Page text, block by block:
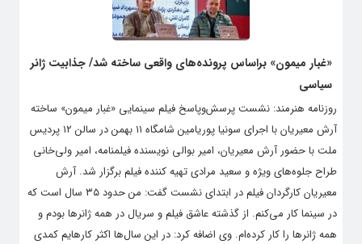
«غبار میمون» براساس پرونده‌های واقعی ساخته شد/ جذابیت ژانر
سیاسی
روزنامه هنرمند: نشست پرسش‌وپاسخ فیلم سینمایی «غبار میمون» ساخته
آرش معیریان با اجرای سونیا پوریامین شامگاه ۱۱ بهمن در سالن ۱۲ پردیس
ملت با حضور آرش معیریان، امیر بوالی نویسنده فیلمنامه، امیر ولی‌خانی
طراح جلوه‌های ویژه و سعید مرادی تهیه کننده فیلم برگزار شد. آرش
معیریان کارگردان فیلم در ابتدای نشست گفت: من حدود ۳۵ سال است که
در سینما کار می‌کنم. از گذشته عاشق فیلم و سریال در همه ژانرها بودم و
همه ژانرها را کار کرده‌ام. وی اضافه کرد: در این سال‌ها اکثر کارهایم کمدی